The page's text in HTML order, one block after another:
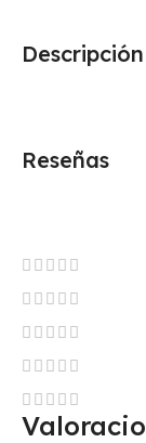
Descripción
Reseñas